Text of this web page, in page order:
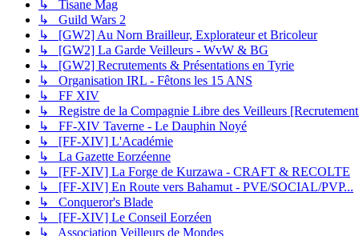
↳ Tisane Mag
↳ Guild Wars 2
↳ [GW2] Au Norn Brailleur, Explorateur et Bricoleur
↳ [GW2] La Garde Veilleurs - WvW & BG
↳ [GW2] Recrutements & Présentations en Tyrie
↳ Organisation IRL - Fêtons les 15 ANS
↳ FF XIV
↳ Registre de la Compagnie Libre des Veilleurs
↳ FF-XIV Taverne - Le Dauphin Noyé
↳ [FF-XIV] L'Académie
↳ La Gazette Eorzéenne
↳ [FF-XIV] La Forge de Kurzawa - CRAFT & RECOLTE
↳ [FF-XIV] En Route vers Bahamut - PVE/SOCIAL/PVP...
↳ Conqueror's Blade
↳ [FF-XIV] Le Conseil Eorzéen
↳ Association Veilleurs de Mondes